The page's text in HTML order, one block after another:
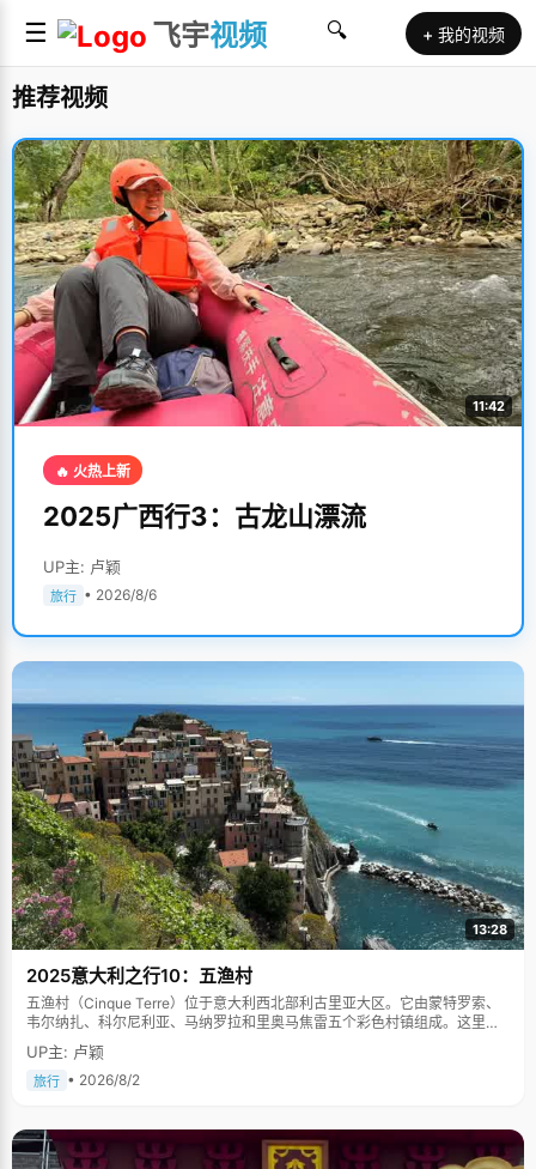
☰ 飞宇视频 🔍 + 我的视频
推荐视频
11:42
🔥 火热上新
2025广西行3：古龙山漂流
UP主: 卢颖
旅行 • 2026/8/6
13:28
2025意大利之行10：五渔村
五渔村（Cinque Terre）位于意大利西北部利古里亚大区。它由蒙特罗索、
韦尔纳扎、科尔尼利亚、马纳罗拉和里奥马焦雷五个彩色村镇组成。这里依
山傍海，房屋色彩斑斓，1997年被列为世界文化遗产。
UP主: 卢颖
旅行 • 2026/8/2